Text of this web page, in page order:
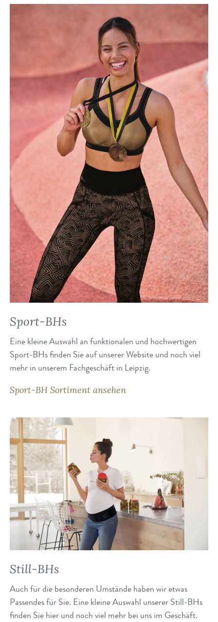
Sport-BHs
Eine kleine Auswahl an funktionalen und hochwertigen
Sport-BHs finden Sie auf unserer Website und noch viel
mehr in unserem Fachgeschäft in Leipzig.
Sport-BH Sortiment ansehen
Still-BHs
Auch für die besonderen Umstände haben wir etwas
Passendes für Sie. Eine kleine Auswahl unserer Still-BHs
finden Sie hier und noch viel mehr bei uns im Geschäft.